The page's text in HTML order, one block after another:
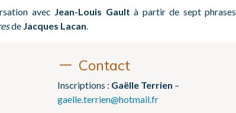
avec Jean-Louis Gault à partir de sept phrases
de Jacques Lacan.
Contact
Inscriptions : Gaëlle Terrien –
gaelle.terrien@hotmail.fr